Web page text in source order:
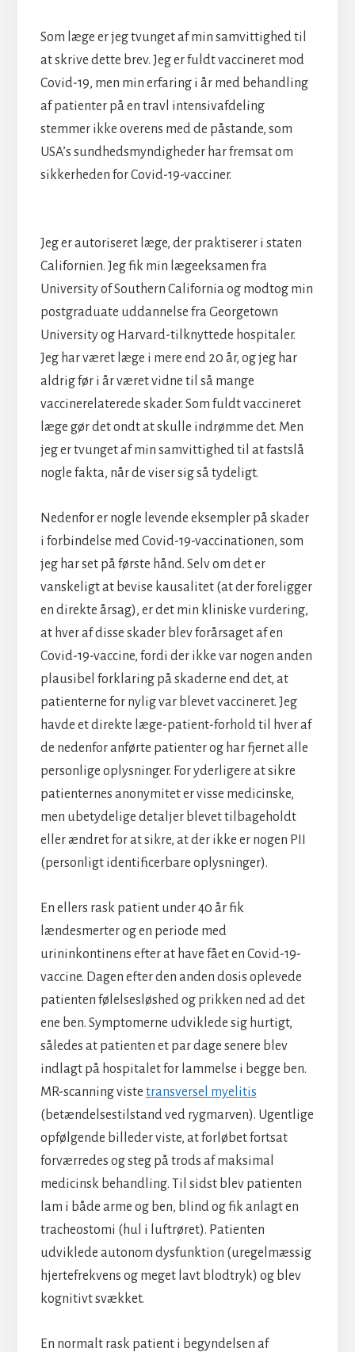
Som læge er jeg tvunget af min samvittighed til
at skrive dette brev. Jeg er fuldt vaccineret mod
Covid-19, men min erfaring i år med behandling
af patienter på en travl intensivafdeling
stemmer ikke overens med de påstande, som
USA’s sundhedsmyndigheder har fremsat om
sikkerheden for Covid-19-vacciner.
Jeg er autoriseret læge, der praktiserer i staten
Californien. Jeg fik min lægeeksamen fra
University of Southern California og modtog min
postgraduate uddannelse fra Georgetown
University og Harvard-tilknyttede hospitaler.
Jeg har været læge i mere end 20 år, og jeg har
aldrig før i år været vidne til så mange
vaccinerelaterede skader. Som fuldt vaccineret
læge gør det ondt at skulle indrømme det. Men
jeg er tvunget af min samvittighed til at fastslå
nogle fakta, når de viser sig så tydeligt.
Nedenfor er nogle levende eksempler på skader
i forbindelse med Covid-19-vaccinationen, som
jeg har set på første hånd. Selv om det er
vanskeligt at bevise kausalitet (at der foreligger
en direkte årsag), er det min kliniske vurdering,
at hver af disse skader blev forårsaget af en
Covid-19-vaccine, fordi der ikke var nogen anden
plausibel forklaring på skaderne end det, at
patienterne for nylig var blevet vaccineret. Jeg
havde et direkte læge-patient-forhold til hver af
de nedenfor anførte patienter og har fjernet alle
personlige oplysninger. For yderligere at sikre
patienternes anonymitet er visse medicinske,
men ubetydelige detaljer blevet tilbageholdt
eller ændret for at sikre, at der ikke er nogen PII
(personligt identificerbare oplysninger).
En ellers rask patient under 40 år fik
lændesmerter og en periode med
urininkontinens efter at have fået en Covid-19-
vaccine. Dagen efter den anden dosis oplevede
patienten følelsesløshed og prikken ned ad det
ene ben. Symptomerne udviklede sig hurtigt,
således at patienten et par dage senere blev
indlagt på hospitalet for lammelse i begge ben.
MR-scanning viste transversel myelitis
(betændelsestilstand ved rygmarven). Ugentlige
opfølgende billeder viste, at forløbet fortsat
forværredes og steg på trods af maksimal
medicinsk behandling. Til sidst blev patienten
lam i både arme og ben, blind og fik anlagt en
tracheostomi (hul i luftrøret). Patienten
udviklede autonom dysfunktion (uregelmæssig
hjertefrekvens og meget lavt blodtryk) og blev
kognitivt svækket.
En normalt rask patient i begyndelsen af